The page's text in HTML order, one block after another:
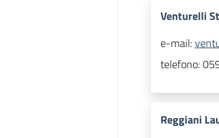
Venturelli
e-mail:
telefono:
Reggiani